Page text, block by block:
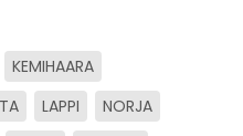
KEMIHAARA
LAPPI
NORJA